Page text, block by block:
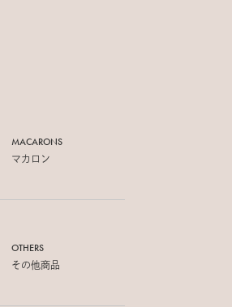
MACARONS
マカロン
OTHERS
その他商品